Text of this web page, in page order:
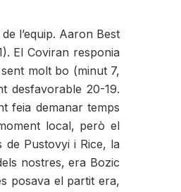
l’equip. Aaron Best
El Coviran responia
molt bo (minut 7,
desfavorable 20-19.
feia demanar temps
local, però el
de Pustovyi i Rice, la
nostres, era Bozic
posava el partit era,